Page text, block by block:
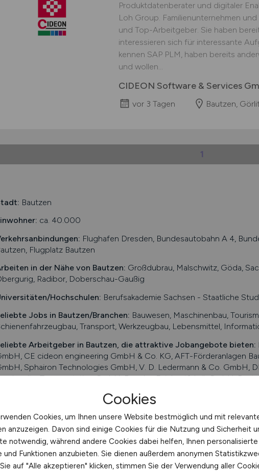
Produktdatenberater und digitaler
Loh Group. Familienunternehmen
und Top-Arbeitgeber. Sie haben
interessieren sich für interessante
kennen SAP PLM, haben bereits
und wollen...
CIDEON Software & Services
vor 3 Tagen Bautzen,
1
Bautzen
ca. 40.000
Flughafen Dresden, Bundesautobahn A 4,
Flugplatz Bautzen
in der Nähe von Bautzen: Großdubrau, Malschwitz, Göda,
Radibor, Doberschau-Gaußig
Hochschulen: Berufsakademie Sachsen - Staatliche
Jobs in Bautzen/Branchen: Bauwesen, Maschinenbau,
Transport, Werkzeugbau, Lebensmittel,
Arbeitgeber in Bautzen , die attraktive Jobangebote bieten:
CE cideon engineering GmbH & Co. KG, AFT-Förderanlagen
Sphairon Technologies GmbH, V. D. Ledermann & Co. GmbH,
Transportation GmbH, Develey Feinkostfabrik GmbH,
Einfach online aktuelle Stellenangebote in Bautzen
und Umgebung
über Jobangebote und Karriereperspektiven inBautzen.
Sie den nächsten Schritt auf der Karriereleiter – auf unsere
Auszug Bautzen. Alle Angaben ohne Gewähr.
Cookies
Cookies, um Ihnen unsere Website bestmöglich und mit
anzuzeigen. Davon sind einige Cookies für die Nutzung und Sicherheit
notwendig, während andere Cookies dabei helfen, Ihnen personalisierte
und Funktionen anzubieten. Sie dienen außerdem anonymen
auf "Alle akzeptieren" klicken, stimmen Sie der Verwendung aller